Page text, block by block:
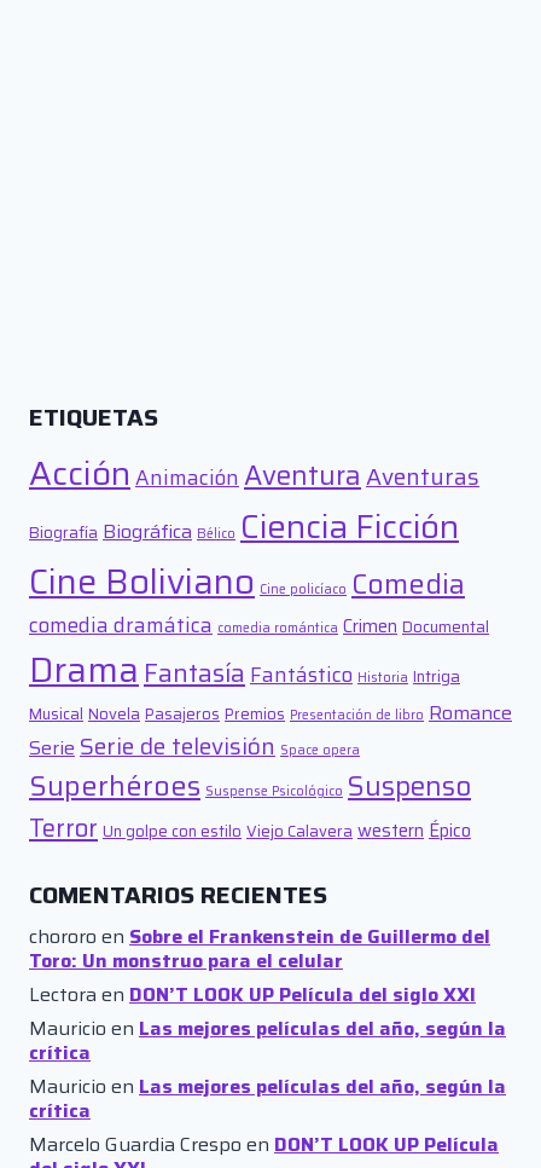
ETIQUETAS
AcciónAnimación Aventura Aventuras
Biografía Biográfica Bélico Ciencia Ficción
Cine Boliviano Cine policíaco Comedia
comedia dramática comedia romántica Crimen Documental
DramaFantasía Fantástico Historia Intriga
Musical Novela Pasajeros Premios Presentación de libro Romance
SerieSerie de televisión Space opera
Superhéroes Suspense Psicológico Suspenso
Terror Un golpe con estilo Viejo Calavera western Épico
COMENTARIOS RECIENTES
chororo en Sobre el Frankenstein de Guillermo del
Toro: Un monstruo para el celular
Lectora en DON’T LOOK UP Película del siglo XXI
Mauricio en Las mejores películas del año, según la
crítica
Mauricio en Las mejores películas del año, según la
crítica
Marcelo Guardia Crespo en DON’T LOOK UP Película